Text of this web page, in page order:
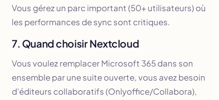
Vous gérez un parc important (50+ utilisateurs) où
les performances de sync sont critiques.
7. Quand choisir Nextcloud
Vous voulez remplacer Microsoft 365 dans son
ensemble par une suite ouverte, vous avez besoin
d'éditeurs collaboratifs (Onlyoffice/Collabora),